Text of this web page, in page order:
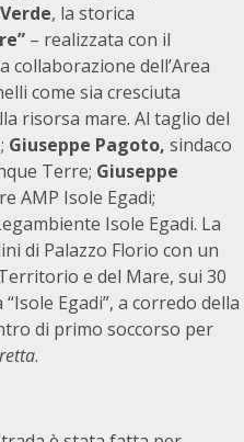
, la storica
– realizzata con il
collaborazione dell’Area
come sia cresciuta
risorsa mare. Al taglio del
Giuseppe Pagoto, sindaco
Terre; Giuseppe
AMP Isole Egadi;
Isole Egadi. La
di Palazzo Florio con un
e del Mare, sui 30
Egadi”, a corredo della
di primo soccorso per
.